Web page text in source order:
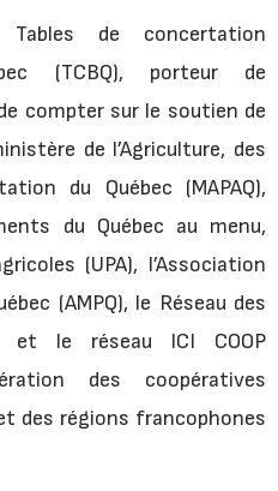
Tables de concertation
(TCBQ), porteur de
compter sur le soutien de
de l’Agriculture, des
du Québec (MAPAQ),
du Québec au menu,
(UPA), l’Association
(AMPQ), le Réseau des
et le réseau ICI COOP
des coopératives
des régions francophones